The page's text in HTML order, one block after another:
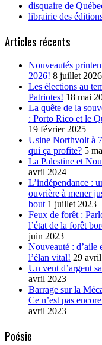
disquaire de
librairie des
Articles récents
Nouveautés
2026! 8 juillet 2026
Les élections au
Patriotes! 18 mai
La quête de la
: Porto Rico et le
19 février 2025
Usine Northvolt à
qui ça profite? 5
La Palestine et
avril 2024
L’indépendance :
ouvrière à mener
bout 1 juillet 2023
Feux de forêt :
l’état de la forêt
juin 2023
Nouveauté : d’aile
l’élan vital! 29
Un vent d’argent
avril 2023
Barrage sur la
Ce n’est pas
avril 2023
Poésie